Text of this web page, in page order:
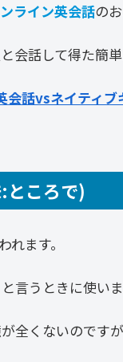
ライン英会話の
会話して得た簡
会話vsネイティ
ころで)
れます。
言うときに使いま
全くないのです